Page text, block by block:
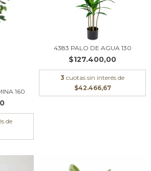
160
de
4383 PALO DE AGUA 130
$127.400,00
3 cuotas sin interés de
$42.466,67